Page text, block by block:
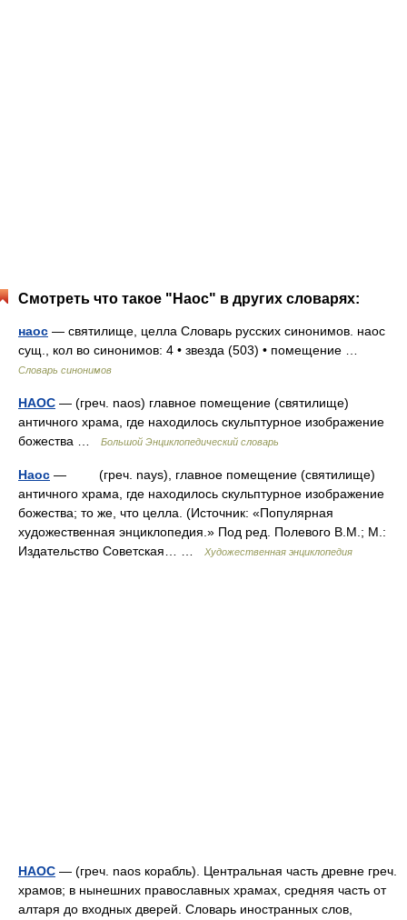
Смотреть что такое "Наос" в других словарях:
наос — святилище, целла Словарь русских синонимов. наос
сущ., кол во синонимов: 4 • звезда (503) • помещение …
Словарь синонимов
НАОС — (греч. naos) главное помещение (святилище)
античного храма, где находилось скульптурное изображение
божества …
Большой Энциклопедический словарь
Наос — (греч. naуs), главное помещение (святилище)
античного храма, где находилось скульптурное изображение
божества; то же, что целла. (Источник: «Популярная
художественная энциклопедия.» Под ред. Полевого В.М.; М.:
Издательство Советская… …
Художественная энциклопедия
НАОС — (греч. naos корабль). Центральная часть древне греч.
храмов; в нынешних православных храмах, средняя часть от
алтаря до входных дверей. Словарь иностранных слов,